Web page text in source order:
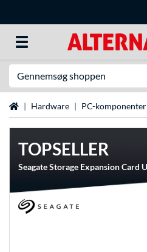
StartsideHardware PC-komponenter
TOPSELLER